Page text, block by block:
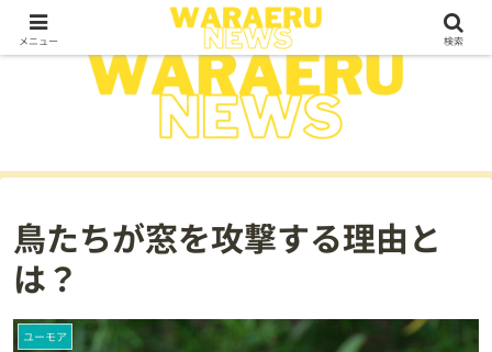
鳥たちが窓を攻撃する理由と
は？
ユーモア
メニュー 検索